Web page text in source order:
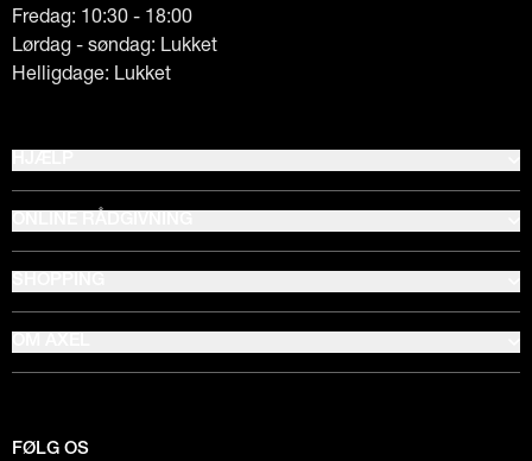
Fredag: 10:30 - 18:00
Lørdag - søndag: Lukket
Helligdage: Lukket
FØLG OS